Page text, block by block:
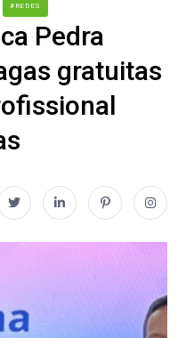
#REDES
Pedra
gratuitas